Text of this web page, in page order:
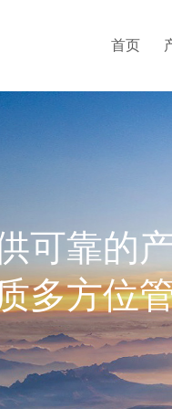
首页
可靠的
多方位